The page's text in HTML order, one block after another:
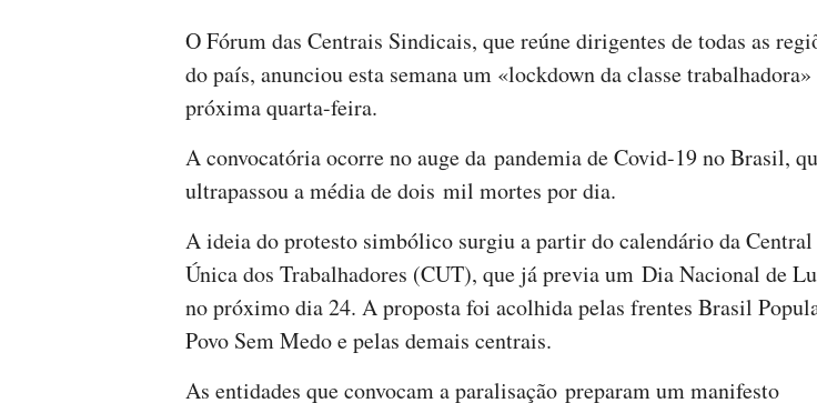
O Fórum das Centrais Sindicais, que reúne dirigentes de todas as
do país, anunciou esta semana um «lockdown da classe
próxima quarta-feira.
A convocatória ocorre no auge da pandemia de Covid-19 no Brasil,
ultrapassou a média de dois mil mortes por dia.
A ideia do protesto simbólico surgiu a partir do calendário da Central
Única dos Trabalhadores (CUT), que já previa um Dia Nacional de
no próximo dia 24. A proposta foi acolhida pelas frentes Brasil
Povo Sem Medo e pelas demais centrais.
As entidades que convocam a paralisação preparam um manifesto